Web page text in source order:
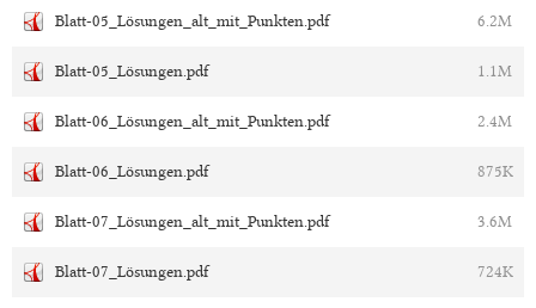
Blatt-05_Lösungen_alt_mit_Punkten.pdf 6.2M
Blatt-05_Lösungen.pdf 1.1M
Blatt-06_Lösungen_alt_mit_Punkten.pdf 2.4M
Blatt-06_Lösungen.pdf 875K
Blatt-07_Lösungen_alt_mit_Punkten.pdf 3.6M
Blatt-07_Lösungen.pdf 724K